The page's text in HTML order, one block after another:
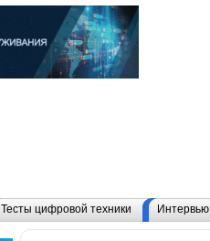
Тесты цифровой техники Интервью